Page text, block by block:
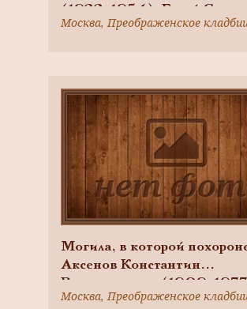
(1922-1954), Герой
Союза
Могила, в которой
Аксенов Константин
Владимирович (1909-
Герой Советского Союза